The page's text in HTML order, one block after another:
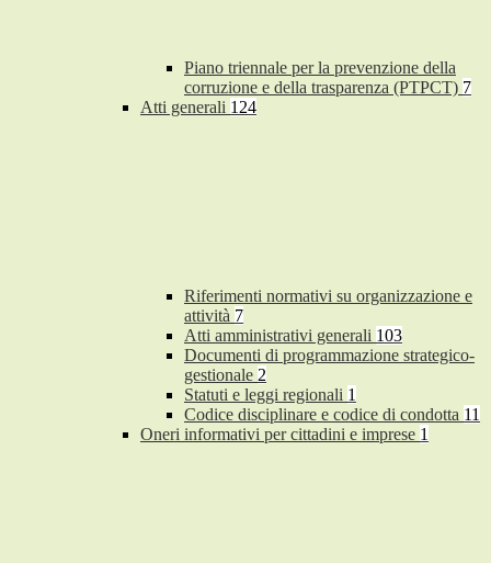
Piano triennale per la prevenzione della
corruzione e della trasparenza (PTPCT) 7
Atti generali 124
Riferimenti normativi su organizzazione e
attività 7
Atti amministrativi generali 103
Documenti di programmazione strategico-
gestionale 2
Statuti e leggi regionali 1
Codice disciplinare e codice di condotta 11
Oneri informativi per cittadini e imprese 1